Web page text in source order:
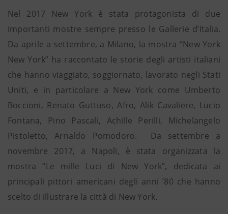
Nel 2017 New York è stata protagonista di due
importanti mostre sempre presso le Gallerie d’Italia.
Da aprile a settembre, a Milano, la mostra “New York
New York” ha raccontato le storie degli artisti italiani
che hanno viaggiato, soggiornato, lavorato negli Stati
Uniti, e in particolare a New York come Umberto
Boccioni, Renato Guttuso, Afro, Alik Cavaliere, Lucio
Fontana, Pino Pascali, Achille Perilli, Michelangelo
Pistoletto, Arnaldo Pomodoro. Da settembre a
novembre 2017, a Napoli, è stata organizzata la
mostra “Le mille Luci di New York”, dedicata ai
principali pittori americani degli anni ’80 che hanno
scelto di illustrare la città di New York.